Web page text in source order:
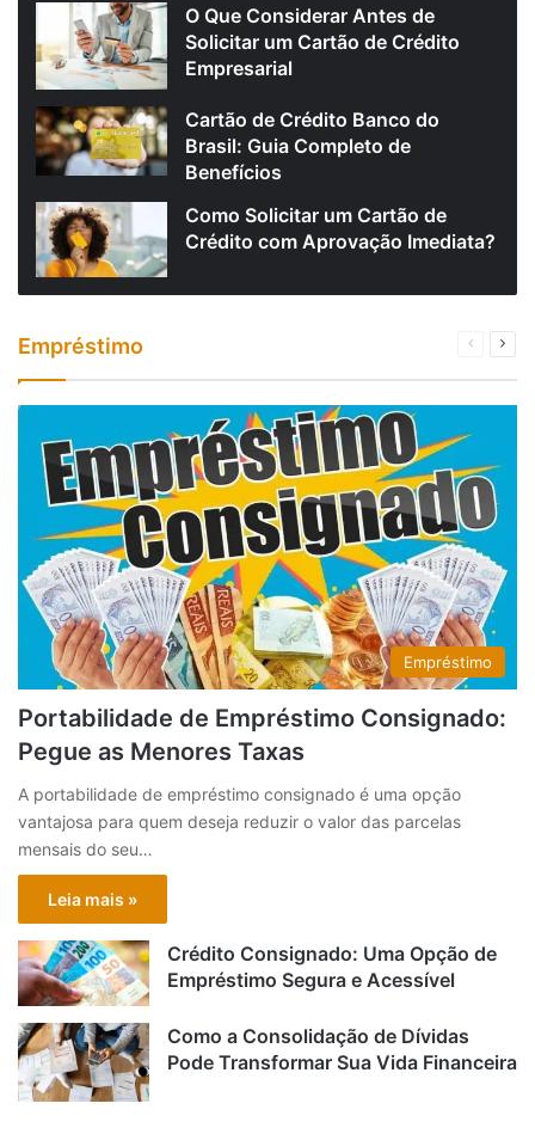
O Que Considerar Antes de
Solicitar um Cartão de Crédito
Empresarial
Cartão de Crédito Banco do
Brasil: Guia Completo de
Benefícios
Como Solicitar um Cartão de
Crédito com Aprovação Imediata?
Empréstimo
Página
Empréstimo
Portabilidade de Empréstimo Consignado:
Pegue as Menores Taxas
A portabilidade de empréstimo consignado é uma opção
vantajosa para quem deseja reduzir o valor das parcelas
mensais do seu…
Leia mais »
Crédito Consignado: Uma Opção de
Empréstimo Segura e Acessível
Como a Consolidação de Dívidas
Pode Transformar Sua Vida Financeira